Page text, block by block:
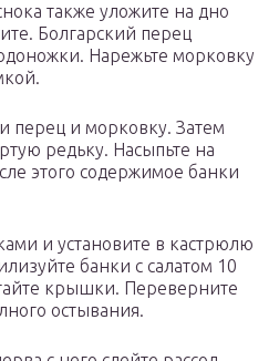
также уложите на дно
Болгарский перец
Нарежьте морковку
перец и морковку. Затем
редьку. Насыпьте на
этого содержимое банки
и установите в кастрюлю
банки с салатом 10
крышки. Переверните
остывания.